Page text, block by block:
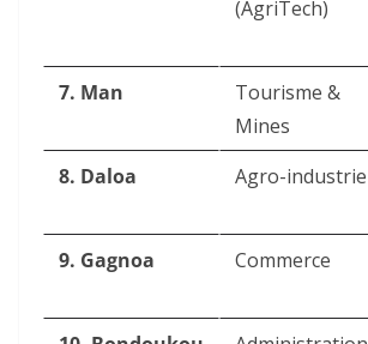
(AgriTech)
7. Man
Tourisme &
Mines
8. Daloa
Agro-industrie
9. Gagnoa
Commerce